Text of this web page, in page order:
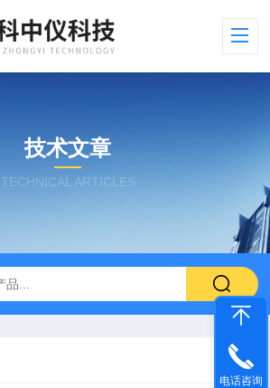
技术文章
TECHNICAL ARTICLES
电话咨询